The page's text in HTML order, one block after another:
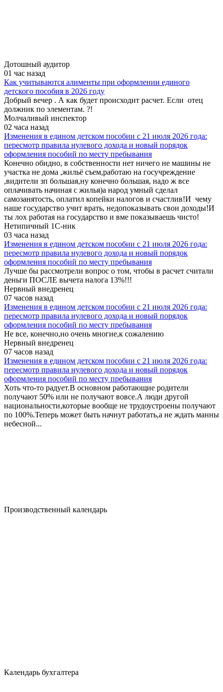
Дотошный аудитор
01 час назад
Как учитываются алименты при оформлении единого
детского пособия в 2026 году
Добрый вечер . А как будет происходит расчет. Если отец
должник по элементам. ?!
Молчаливый инспектор
02 часа назад
Изменения в едином детском пособии с 21 июля 2026 года:
пересмотр правила нулевого дохода и новый порядок
оформления пособий по месту пребывания
Конечно обидно, в собственности нет ничего не машины не
участка не дома ,жильё съем,работаю на госучреждение
,видители зп большая,ну конечно большая, надо ж все
оплачивать начиная с жилья)а народ умный сделал
самозанятость, оплатил копейки налогов и счастлив!И чему
наше государство учит врать, недопоказывать свои доходы!И
ты лох работая на государство и вме показываешь чисто!
Нетипичный 1С-ник
03 часа назад
Изменения в едином детском пособии с 21 июля 2026 года:
пересмотр правила нулевого дохода и новый порядок
оформления пособий по месту пребывания
Лучше бы рассмотрели вопрос о том, чтобы в расчет считали
деньги ПОСЛЕ вычета налога 13%!!!
Нервный внедренец
07 часов назад
Изменения в едином детском пособии с 21 июля 2026 года:
пересмотр правила нулевого дохода и новый порядок
оформления пособий по месту пребывания
Не все, конечно,но очень многие,к сожалению
Нервный внедренец
07 часов назад
Изменения в едином детском пособии с 21 июля 2026 года:
пересмотр правила нулевого дохода и новый порядок
оформления пособий по месту пребывания
Хоть что-то радует.В основном работающие родители
получают 50% или не получают вовсе.А люди другой
национальности,которые вообще не трудоустроены получают
по 100%.Теперь может быть начнут работать,а не ждать манны
небесной...
Производственный календарь
Календарь бухгалтера